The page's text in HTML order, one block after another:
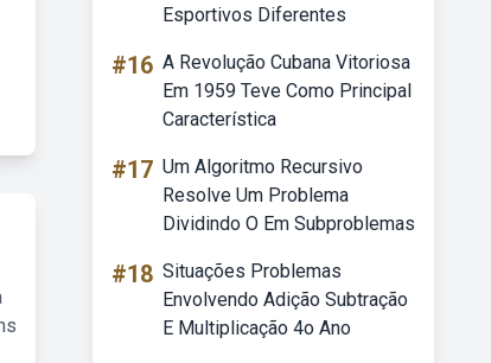
Esportivos Diferentes
#16 A Revolução Cubana Vitoriosa
Em 1959 Teve Como Principal
Característica
#17 Um Algoritmo Recursivo
Resolve Um Problema
Dividindo O Em Subproblemas
#18 Situações Problemas
Envolvendo Adição Subtração
E Multiplicação 4o Ano